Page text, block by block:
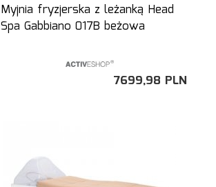
Myjnia fryzjerska z leżanką Head
Spa Gabbiano 017B beżowa
7699,98 PLN